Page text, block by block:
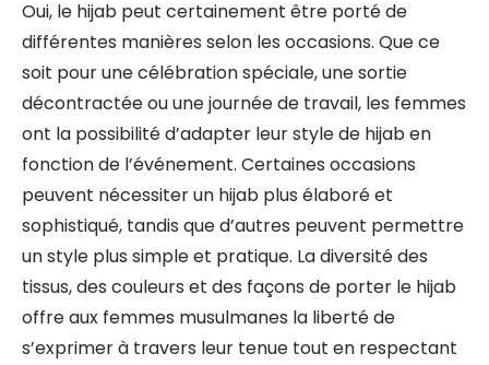
Oui, le hijab peut certainement être porté de
différentes manières selon les occasions. Que ce
soit pour une célébration spéciale, une sortie
décontractée ou une journée de travail, les femmes
ont la possibilité d’adapter leur style de hijab en
fonction de l’événement. Certaines occasions
peuvent nécessiter un hijab plus élaboré et
sophistiqué, tandis que d’autres peuvent permettre
un style plus simple et pratique. La diversité des
tissus, des couleurs et des façons de porter le hijab
offre aux femmes musulmanes la liberté de
s’exprimer à travers leur tenue tout en respectant